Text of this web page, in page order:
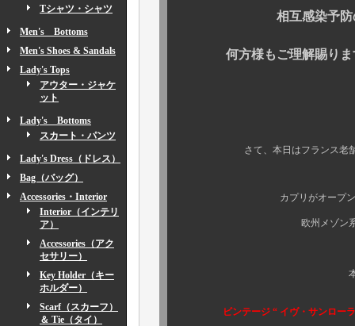
Tシャツ・シャツ
Men's Bottoms
Men's Shoes & Sandals
Lady's Tops
アウター・ジャケ
ット
Lady's Bottoms
スカート・パンツ
Lady's Dress（ドレス）
Bag（バッグ）
Accessories・Interior
Interior（インテリ
ア）
Accessories（アク
セサリー）
Key Holder（キー
ホルダー）
Scarf（スカーフ）
＆ Tie（タイ）
相互感染予防のため
何方様もご理解賜ります
さて、本日はフランス老舗メ
カプリがオープン以来、最
欧州メゾン系デザイナ
本日は皆様方
ビンテージ “ イヴ・サンロー